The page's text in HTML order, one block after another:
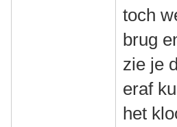
toch
brug
zie je
eraf
het